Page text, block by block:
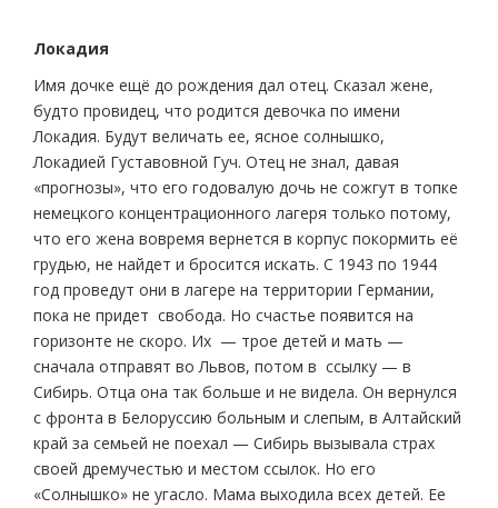
Локадия
Имя дочке ещё до рождения дал отец. Сказал жене,
будто провидец, что родится девочка по имени
Локадия. Будут величать ее, ясное солнышко,
Локадией Густавовной Гуч. Отец не знал, давая
«прогнозы», что его годовалую дочь не сожгут в топке
немецкого концентрационного лагеря только потому,
что его жена вовремя вернется в корпус покормить её
грудью, не найдет и бросится искать. С 1943 по 1944
год проведут они в лагере на территории Германии,
пока не придет свобода. Но счастье появится на
горизонте не скоро. Их — трое детей и мать —
сначала отправят во Львов, потом в ссылку — в
Сибирь. Отца она так больше и не видела. Он вернулся
с фронта в Белоруссию больным и слепым, в Алтайский
край за семьей не поехал — Сибирь вызывала страх
своей дремучестью и местом ссылок. Но его
«Солнышко» не угасло. Мама выходила всех детей. Ее